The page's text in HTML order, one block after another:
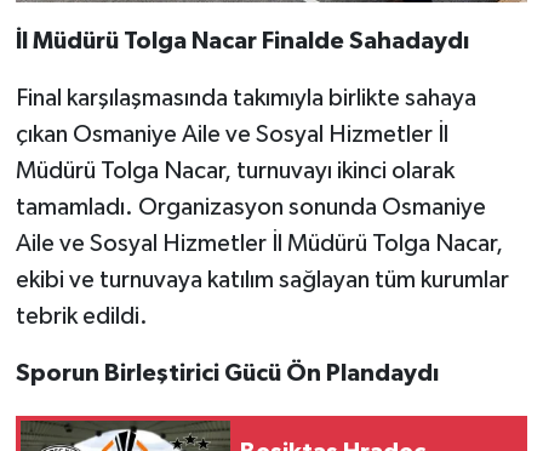
İl Müdürü Tolga Nacar Finalde Sahadaydı
Final karşılaşmasında takımıyla birlikte sahaya
çıkan Osmaniye Aile ve Sosyal Hizmetler İl
Müdürü Tolga Nacar, turnuvayı ikinci olarak
tamamladı. Organizasyon sonunda Osmaniye
Aile ve Sosyal Hizmetler İl Müdürü Tolga Nacar,
ekibi ve turnuvaya katılım sağlayan tüm kurumlar
tebrik edildi.
Sporun Birleştirici Gücü Ön Plandaydı